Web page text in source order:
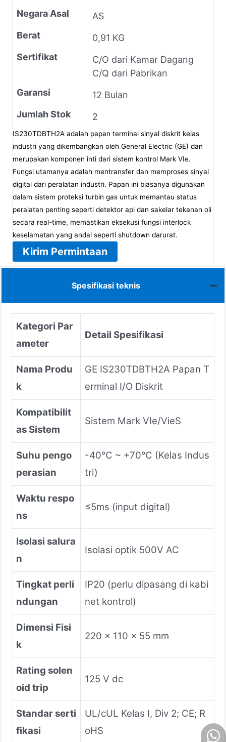
Negara Asal
AS
Berat
0,91 KG
Sertifikat
C/O dari Kamar Dagang
C/Q dari Pabrikan
Garansi
12 Bulan
Jumlah Stok
2
IS230TDBTH2A adalah papan terminal sinyal diskrit kelas
industri yang dikembangkan oleh General Electric (GE) dan
merupakan komponen inti dari sistem kontrol Mark VIe.
Fungsi utamanya adalah mentransfer dan memproses sinyal
digital dari peralatan industri. Papan ini biasanya digunakan
dalam sistem proteksi turbin gas untuk memantau status
peralatan penting seperti detektor api dan sakelar tekanan oli
secara real-time, memastikan eksekusi fungsi interlock
keselamatan yang andal seperti shutdown darurat.
Kirim Permintaan
Spesifikasi teknis
Kategori Par
ameter
Detail Spesifikasi
Nama Produ
k
GE IS230TDBTH2A Papan T
erminal I/O Diskrit
Kompatibilit
as Sistem
Sistem Mark VIe/VieS
Suhu pengo
perasian
-40°C ~ +70°C (Kelas Indus
tri)
Waktu respo
ns
≤5ms (input digital)
Isolasi salura
n
Isolasi optik 500V AC
Tingkat perli
ndungan
IP20 (perlu dipasang di kabi
net kontrol)
Dimensi Fisi
k
220 x 110 x 55 mm
Rating solen
oid trip
125 V dc
Standar serti
fikasi
UL/cUL Kelas I, Div 2; CE; R
oHS